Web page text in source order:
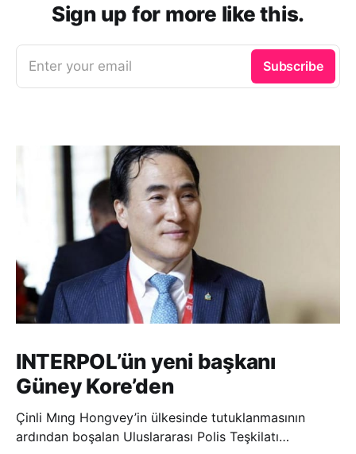
Sign up for more like this.
Enter your email Subscribe
INTERPOL’ün yeni başkanı
Güney Kore’den
Çinli Mıng Hongvey’in ülkesinde tutuklanmasının
ardından boşalan Uluslararası Polis Teşkilatı